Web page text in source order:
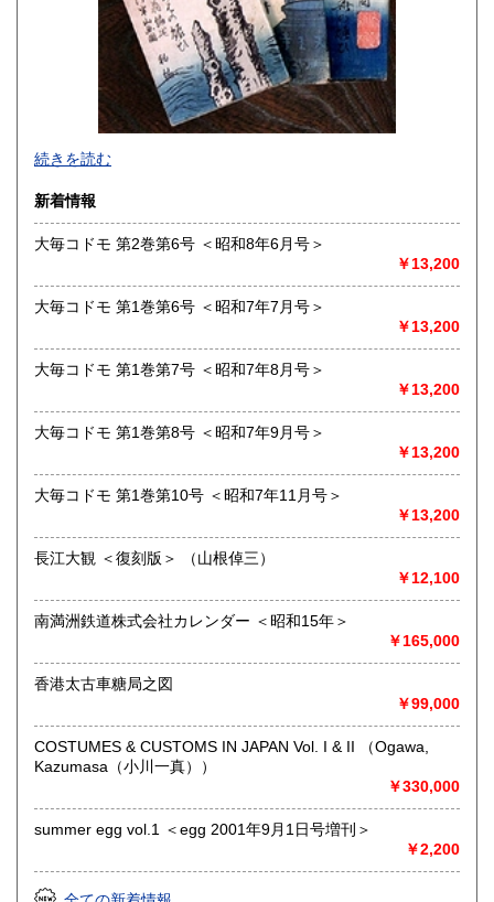
430円 長崎県
430円 大分県
430円 鹿児島県
沖縄県
クレジット決済の場合は、決済を確認して48時間以内（日祝
を除く）に発送いたします。銀行振込による先払いの場合、
ご入金を確認して48時間以内（日祝を除く）に発送いたしま
す。代金引換郵便の場合は、在庫確認メール発信後、48時間
営業時間：10:00〜19:00
定休日：土日祝(メール・電話、および出張買取には対応しま
書籍の買取について
大阪をはじめとして、神戸・京都・奈良・和歌山などの周辺
地域へ出張買取にお伺いします。お気軽にご相談ください。
取り扱い分野
哲学宗教、歴史、美術工芸、古典籍、近代文献、趣味、サブ
カルチャー、古書一般（その他）
戦前の絵葉書・資料など古い紙モノに強い古本屋です。
続きを読む
新着情報
大毎コドモ 第2巻第6号 ＜昭和8年6月号＞
￥13,200
大毎コドモ 第1巻第6号 ＜昭和7年7月号＞
￥13,200
大毎コドモ 第1巻第7号 ＜昭和7年8月号＞
￥13,200
大毎コドモ 第1巻第8号 ＜昭和7年9月号＞
￥13,200
大毎コドモ 第1巻第10号 ＜昭和7年11月号＞
￥13,200
長江大観 ＜復刻版＞ （山根倬三）
￥12,100
南満洲鉄道株式会社カレンダー ＜昭和15年＞
￥165,000
香港太古車糖局之図
￥99,000
COSTUMES & CUSTOMS IN JAPAN Vol. I & II （Ogawa,
Kazumasa（小川一真））
￥330,000
summer egg vol.1 ＜egg 2001年9月1日号増刊＞
￥2,200